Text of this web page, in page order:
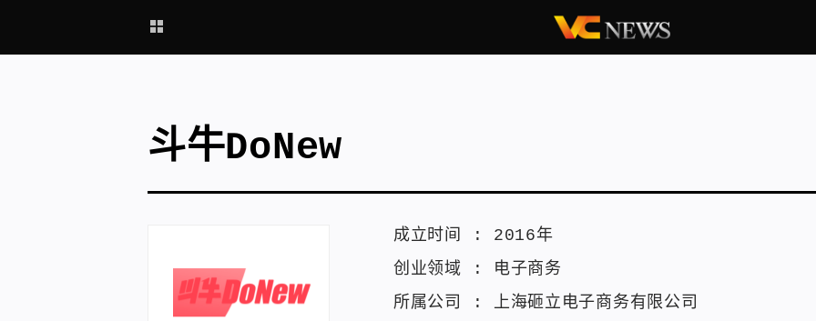
斗牛DoNew
成立时间 : 2016年
创业领域 :
电子商务
所属公司 : 上海砸立电子商务有限公司